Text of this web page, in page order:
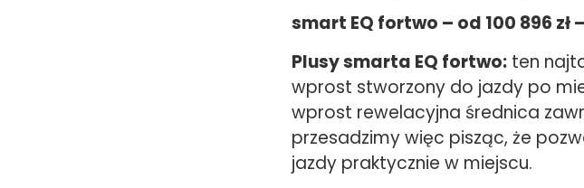
smart EQ fortwo – od 100 896 zł
Plusy smarta EQ fortwo: ten
wprost stworzony do jazdy po
wprost rewelacyjna średnica
przesadzimy więc pisząc, że
jazdy praktycznie w miejscu.